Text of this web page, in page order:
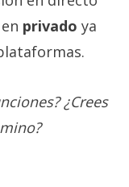
privado ya
¿Crees